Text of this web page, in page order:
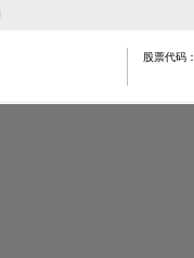
股票代码：